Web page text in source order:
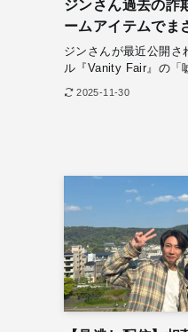
ジンさん過去の詐
ームアイテムで
ジンさんが最近公開さ
ル『Vanity Fair』の「
2025-11-30